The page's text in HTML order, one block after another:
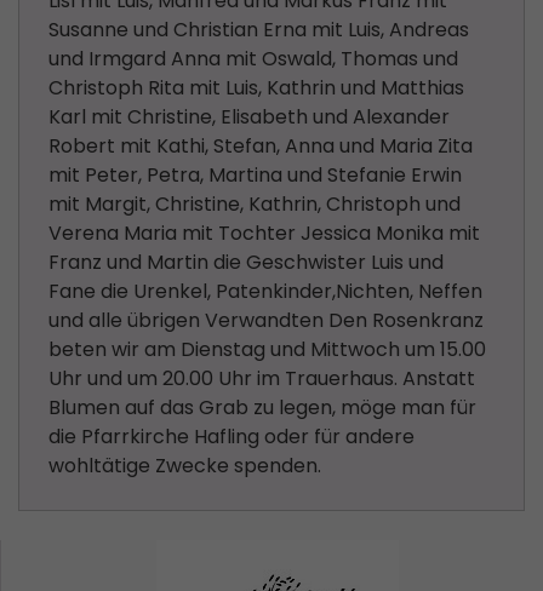
Susanne und Christian Erna mit Luis, Andreas
und Irmgard Anna mit Oswald, Thomas und
Christoph Rita mit Luis, Kathrin und Matthias
Karl mit Christine, Elisabeth und Alexander
Robert mit Kathi, Stefan, Anna und Maria Zita
mit Peter, Petra, Martina und Stefanie Erwin
mit Margit, Christine, Kathrin, Christoph und
Verena Maria mit Tochter Jessica Monika mit
Franz und Martin die Geschwister Luis und
Fane die Urenkel, Patenkinder,Nichten, Neffen
und alle übrigen Verwandten Den Rosenkranz
beten wir am Dienstag und Mittwoch um 15.00
Uhr und um 20.00 Uhr im Trauerhaus. Anstatt
Blumen auf das Grab zu legen, möge man für
die Pfarrkirche Hafling oder für andere
wohltätige Zwecke spenden.